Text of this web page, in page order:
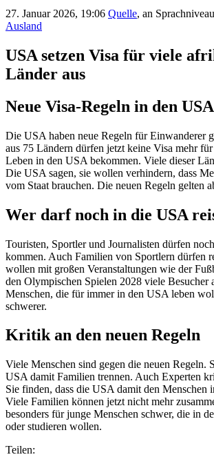
27. Januar 2026, 19:06 Quelle, an
Ausland
USA setzen Visa für viele
Länder aus
Neue Visa-Regeln in den USA
Die USA haben neue Regeln für Einwanderer
aus 75 Ländern dürfen jetzt keine Visa mehr
Leben in den USA bekommen. Viele dieser
Die USA sagen, sie wollen verhindern, dass
vom Staat brauchen. Die neuen Regeln gelten
Wer darf noch in die USA
Touristen, Sportler und Journalisten dürfen
kommen. Auch Familien von Sportlern dürfen
wollen mit großen Veranstaltungen wie der
den Olympischen Spielen 2028 viele Besucher
Menschen, die für immer in den USA leben
schwerer.
Kritik an den neuen Regeln
Viele Menschen sind gegen die neuen Regeln.
USA damit Familien trennen. Auch Experten
Sie finden, dass die USA damit den Menschen
Viele Familien können jetzt nicht mehr
besonders für junge Menschen schwer, die in
oder studieren wollen.
Teilen: